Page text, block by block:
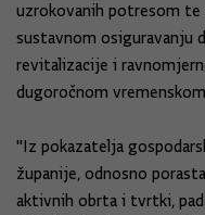
uzrokovanih potresom
sustavnom osiguravanju
revitalizacije i
dugoročnom
''Iz pokazatelja
županije, odnosno
aktivnih obrta i tvrtki,